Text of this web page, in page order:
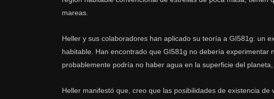
mareas.
Heller y sus colaboradores han aplicado su teoría a GI581g: un
habitable. Han encontrado que GI581g no debería
probablemente podría no haber agua en la superficie del planeta,
Heller manifestó que, creo que las posibilidades de existencia